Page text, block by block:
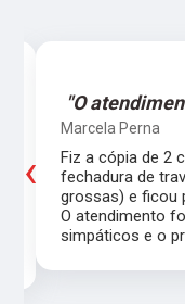
"O
Marcela Perna
Fiz a cópia de 2
fechadura de
grossas) e ficou
O atendimento
simpáticos e o
‹